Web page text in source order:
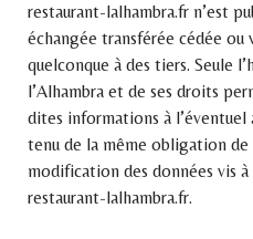
restaurant-lalhambra.fr n’est
échangée transférée cédée ou
quelconque à des tiers. Seule
l’Alhambra et de ses droits
dites informations à l’éventuel
tenu de la même obligation
modification des données vis
restaurant-lalhambra.fr.